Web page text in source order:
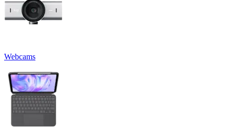
Webcams